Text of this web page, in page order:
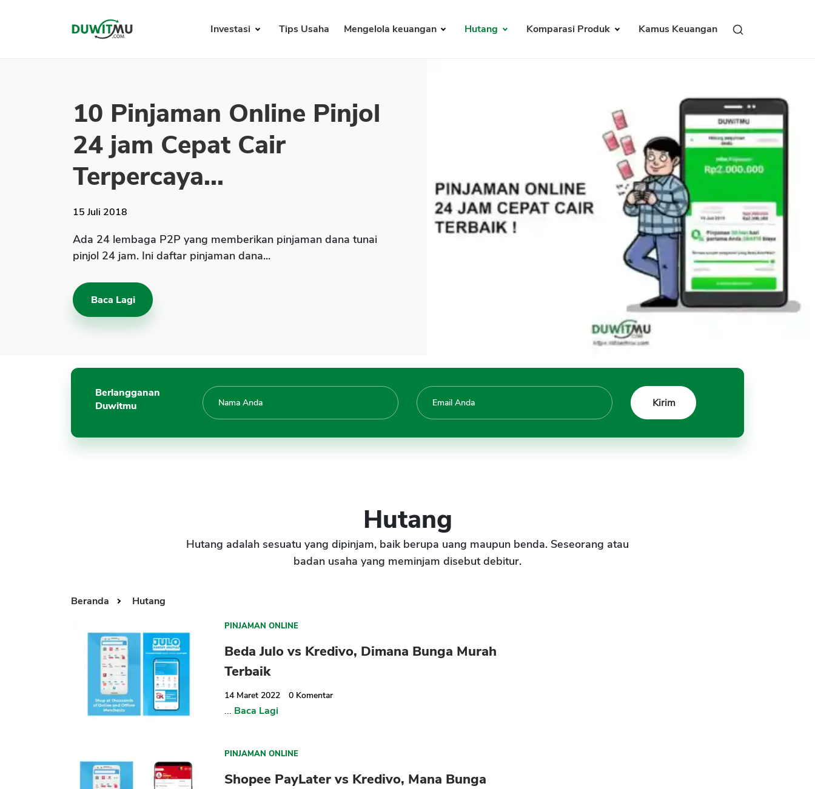
Investasi Tips Usaha Mengelola keuangan Hutang Komparasi Produk Kamus Keuangan
10 Pinjaman Online Pinjol
24 jam Cepat Cair
Terpercaya...
15 Juli 2018
Ada 24 lembaga P2P yang memberikan pinjaman dana tunai
pinjol 24 jam. Ini daftar pinjaman dana...
Baca Lagi
Berlangganan
Duwitmu
Hutang
Hutang adalah sesuatu yang dipinjam, baik berupa uang maupun benda. Seseorang atau
badan usaha yang meminjam disebut debitur.
Beranda Hutang
PINJAMAN ONLINE
Beda Julo vs Kredivo, Dimana Bunga Murah
Terbaik
14 Maret 2022 0 Komentar
... Baca Lagi
PINJAMAN ONLINE
Shopee PayLater vs Kredivo, Mana Bunga